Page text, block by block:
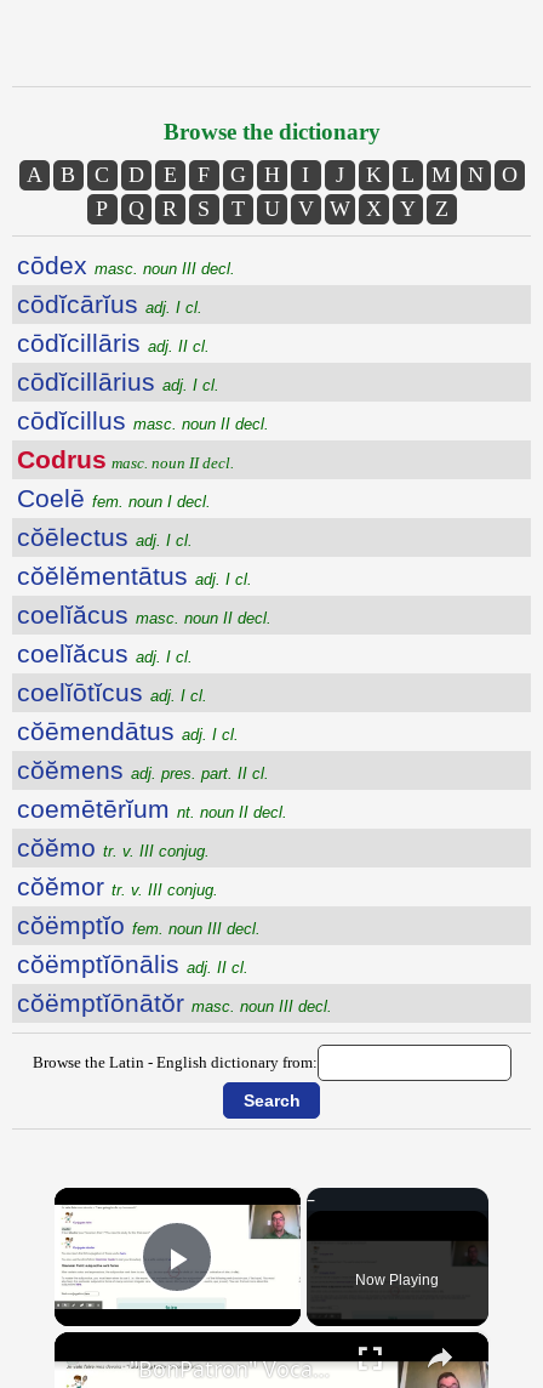
Browse the dictionary
A B C D E F G H I J K L M N
O
P
Q R S T U V W X Y Z
cōdex masc. noun III decl.
cōdĭcārĭus adj. I cl.
cōdĭcillāris adj. II cl.
cōdĭcillārius adj. I cl.
cōdĭcillus masc. noun II decl.
Codrus masc. noun II decl.
Coelē fem. noun I decl.
cŏēlectus adj. I cl.
cŏĕlĕmentātus adj. I cl.
coelĭăcus masc. noun II decl.
coelĭăcus adj. I cl.
coelĭōtĭcus adj. I cl.
cŏēmendātus adj. I cl.
cŏĕmens adj. pres. part. II cl.
coemētērĭum nt. noun II decl.
cŏĕmo tr. v. III conjug.
cŏĕmor tr. v. III conjug.
cŏëmptĭo fem. noun III decl.
cŏëmptĭōnālis adj. II cl.
cŏëmptĭōnātŏr masc. noun III decl.
Browse the Latin - English dictionary from:
×
Play Video Now Playing
×
"BonPatron" Vocabulary Guide: School